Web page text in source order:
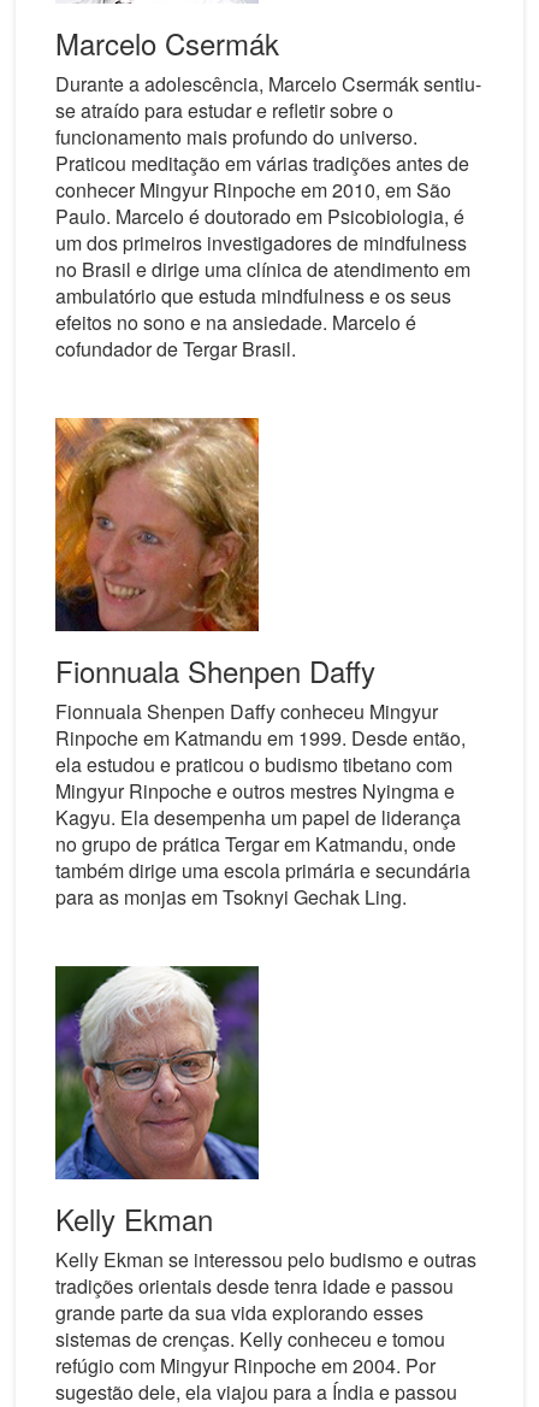
Marcelo Csermák
Durante a adolescência, Marcelo Csermák sentiu-
se atraído para estudar e refletir sobre o
funcionamento mais profundo do universo.
Praticou meditação em várias tradições antes de
conhecer Mingyur Rinpoche em 2010, em São
Paulo. Marcelo é doutorado em Psicobiologia, é
um dos primeiros investigadores de mindfulness
no Brasil e dirige uma clínica de atendimento em
ambulatório que estuda mindfulness e os seus
efeitos no sono e na ansiedade. Marcelo é
cofundador de Tergar Brasil.
Fionnuala Shenpen Daffy
Fionnuala Shenpen Daffy conheceu Mingyur
Rinpoche em Katmandu em 1999. Desde então,
ela estudou e praticou o budismo tibetano com
Mingyur Rinpoche e outros mestres Nyingma e
Kagyu. Ela desempenha um papel de liderança
no grupo de prática Tergar em Katmandu, onde
também dirige uma escola primária e secundária
para as monjas em Tsoknyi Gechak Ling.
Kelly Ekman
Kelly Ekman se interessou pelo budismo e outras
tradições orientais desde tenra idade e passou
grande parte da sua vida explorando esses
sistemas de crenças. Kelly conheceu e tomou
refúgio com Mingyur Rinpoche em 2004. Por
sugestão dele, ela viajou para a Índia e passou